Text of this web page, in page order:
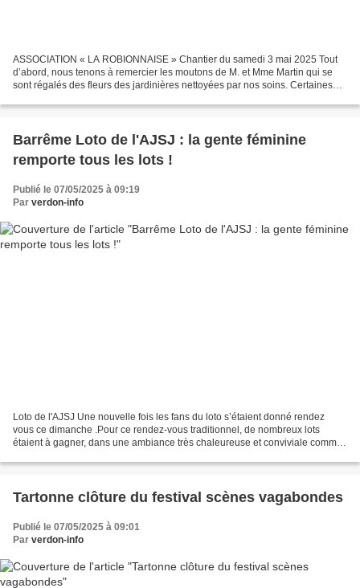
ASSOCIATION « LA ROBIONNAISE » Chantier du samedi 3 mai 2025 Tout
d’abord, nous tenons à remercier les moutons de M. et Mme Martin qui se
sont régalés des fleurs des jardinières nettoyées par nos soins. Certaines
Barrême Loto de l'AJSJ : la gente féminine
remporte tous les lots !
Publié le 07/05/2025 à 09:19
Par verdon-info
Loto de l'AJSJ Une nouvelle fois les fans du loto s’étaient donné rendez
vous ce dimanche .Pour ce rendez-vous traditionnel, de nombreux lots
étaient à gagner, dans une ambiance très chaleureuse et conviviale comme
Tartonne clôture du festival scènes vagabondes
Publié le 07/05/2025 à 09:01
Par verdon-info